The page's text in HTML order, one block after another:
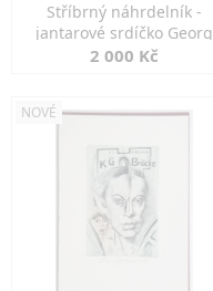
Stříbrný náhrdelník -
jantarové srdíčko Georg
Kramer
2 000 Kč
NOVÉ